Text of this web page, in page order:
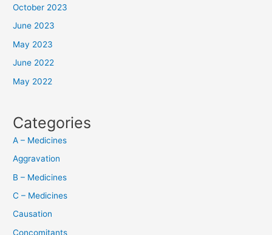
October 2023
June 2023
May 2023
June 2022
May 2022
Categories
A – Medicines
Aggravation
B – Medicines
C – Medicines
Causation
Concomitants